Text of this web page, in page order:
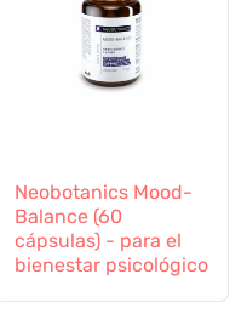
Neobotanics Mood-
Balance (60
cápsulas) - para el
bienestar psicológico